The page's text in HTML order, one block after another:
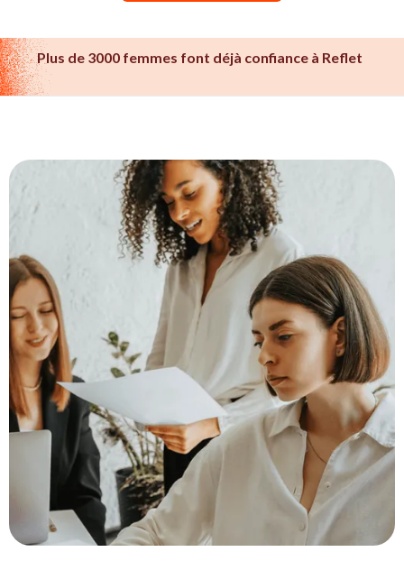
Plus de 3000 femmes font déjà confiance à Reflet